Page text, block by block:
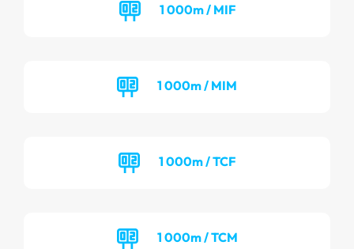
1 000m / MIF
1 000m / MIM
1 000m / TCF
1 000m / TCM